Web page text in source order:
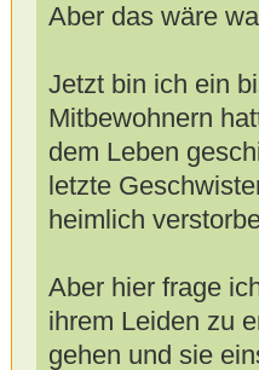
Aber das wäre
Jetzt bin ich ein
Mitbewohnern
dem Leben
letzte
heimlich
Aber hier frage
ihrem Leiden zu
gehen und sie